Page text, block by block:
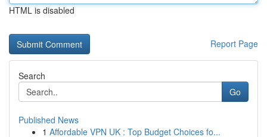
HTML is disabled
Report Page
Search
Go
Published News
1 Affordable VPN UK : Top Budget Choices fo...